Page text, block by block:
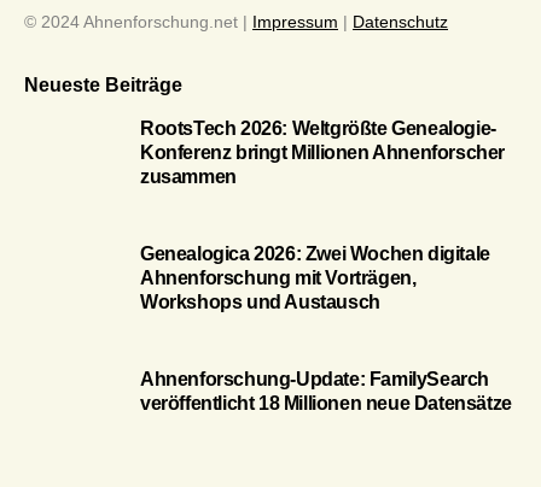
© 2024 Ahnenforschung.net | Impressum | Datenschutz
Neueste Beiträge
RootsTech 2026: Weltgrößte Genealogie-
Konferenz bringt Millionen Ahnenforscher
zusammen
Genealogica 2026: Zwei Wochen digitale
Ahnenforschung mit Vorträgen,
Workshops und Austausch
Ahnenforschung-Update: FamilySearch
veröffentlicht 18 Millionen neue Datensätze